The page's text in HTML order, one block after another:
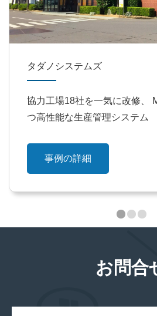
タダノシステムズ
協力工場18社を一気に改修、
つ高性能な生産管理システム
事例の詳細
お問合